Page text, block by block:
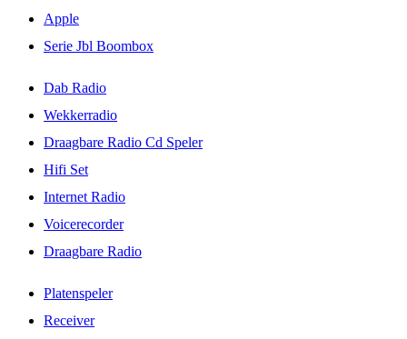
Apple
Serie Jbl Boombox
Dab Radio
Wekkerradio
Draagbare Radio Cd Speler
Hifi Set
Internet Radio
Voicerecorder
Draagbare Radio
Platenspeler
Receiver